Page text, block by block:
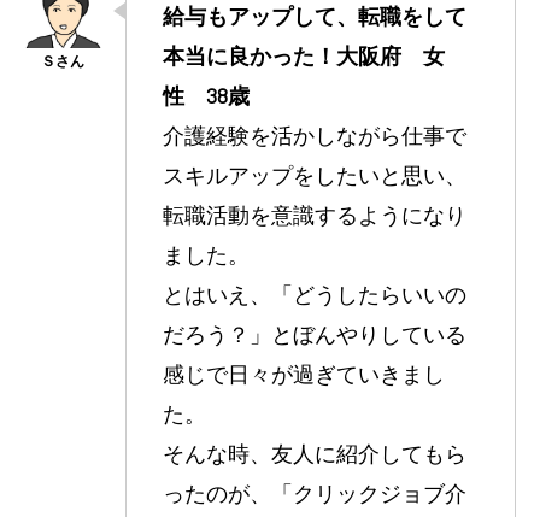
給与もアップして、転職をして
本当に良かった！大阪府 女
性 38歳
介護経験を活かしながら仕事で
スキルアップをしたいと思い、
転職活動を意識するようになり
ました。
とはいえ、「どうしたらいいの
だろう？」とぼんやりしている
感じで日々が過ぎていきまし
た。
そんな時、友人に紹介してもら
ったのが、「クリックジョブ介